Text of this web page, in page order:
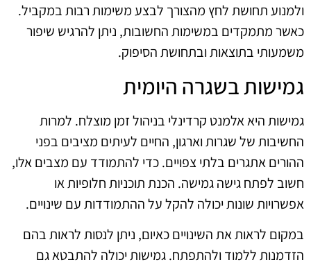
ולמנוע תחושת לחץ מהצורך לבצע משימות רבות במקביל.
כאשר מתמקדים במשימות החשובות, ניתן להרגיש שיפור
משמעותי בתוצאות ובתחושת הסיפוק.
גמישות בשגרה היומית
גמישות היא אלמנט קרדינלי בניהול זמן מוצלח. למרות
החשיבות של שגרות וארגון, החיים לעיתים מציבים בפני
ההורים אתגרים בלתי צפויים. כדי להתמודד עם מצבים אלו,
חשוב לפתח גישה גמישה. הכנת תוכניות חלופיות או
אפשרויות שונות יכולה להקל על ההתמודדות עם שינויים.
במקום לראות את השינויים כאיום, ניתן לנסות לראות בהם
הזדמנות ללמוד ולהתפתח. גמישות יכולה להתבטא גם